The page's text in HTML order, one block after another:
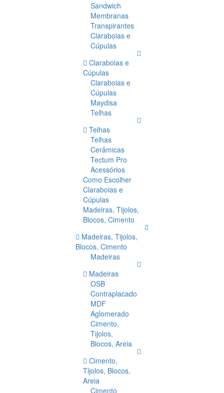
Sandwich
Membranas
Transpirantes
Claraboias e
Cúpulas
Claraboias e
Cúpulas
Claraboias e
Cúpulas
Maydisa
Telhas
Telhas
Telhas
Cerâmicas
Tectum Pro
Acessórios
Como Escolher
Claraboias e
Cúpulas
Madeiras, Tijolos,
Blocos, Cimento
Madeiras, Tijolos,
Blocos, Cimento
Madeiras
Madeiras
OSB
Contraplacado
MDF
Aglomerado
Cimento,
Tijolos,
Blocos, Areia
Cimento,
Tijolos, Blocos,
Areia
Cimento